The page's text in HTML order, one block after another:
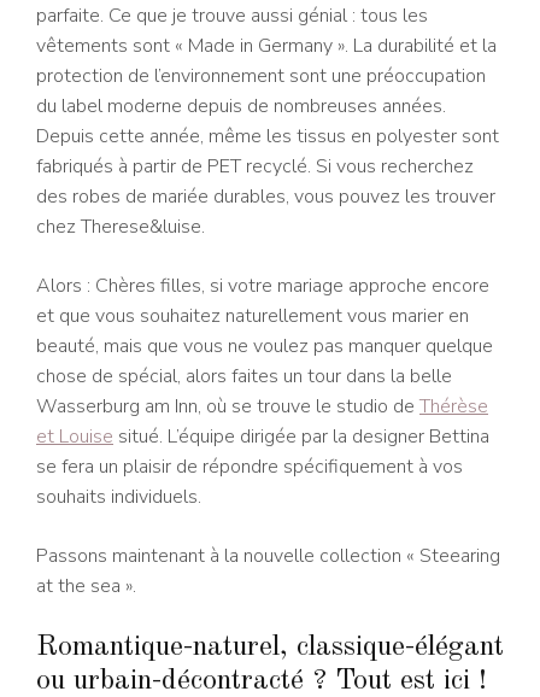
parfaite. Ce que je trouve aussi génial : tous les
vêtements sont « Made in Germany ». La durabilité et la
protection de l’environnement sont une préoccupation
du label moderne depuis de nombreuses années.
Depuis cette année, même les tissus en polyester sont
fabriqués à partir de PET recyclé. Si vous recherchez
des robes de mariée durables, vous pouvez les trouver
chez Therese&luise.
Alors : Chères filles, si votre mariage approche encore
et que vous souhaitez naturellement vous marier en
beauté, mais que vous ne voulez pas manquer quelque
chose de spécial, alors faites un tour dans la belle
Wasserburg am Inn, où se trouve le studio de Thérèse
et Louise situé. L’équipe dirigée par la designer Bettina
se fera un plaisir de répondre spécifiquement à vos
souhaits individuels.
Passons maintenant à la nouvelle collection « Steearing
at the sea ».
Romantique-naturel, classique-élégant
ou urbain-décontracté ? Tout est ici !